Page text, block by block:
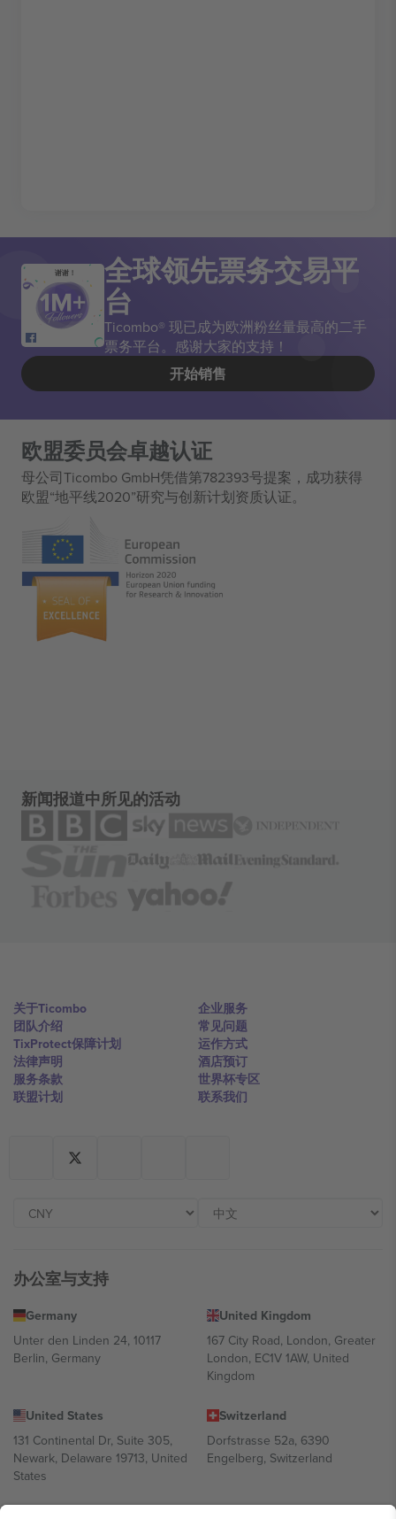
谢谢！ 全球领先票务交易平
台
Ticombo® 现已成为欧洲粉丝量最高的二手
票务平台。感谢大家的支持！
开始销售
欧盟委员会卓越认证
母公司Ticombo GmbH凭借第782393号提案，成功获得
欧盟“地平线2020”研究与创新计划资质认证。
新闻报道中所见的活动
关于Ticombo
团队介绍
TixProtect保障计划
法律声明
服务条款
联盟计划
企业服务
常见问题
运作方式
酒店预订
世界杯专区
联系我们
办公室与支持
Germany
Unter den Linden 24, 10117
Berlin, Germany
United Kingdom
167 City Road, London, Greater
London, EC1V 1AW, United
Kingdom
United States
131 Continental Dr, Suite 305,
Newark, Delaware 19713, United
States
Switzerland
Dorfstrasse 52a, 6390
Engelberg, Switzerland